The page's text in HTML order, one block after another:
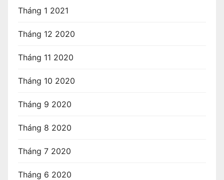
Tháng 1 2021
Tháng 12 2020
Tháng 11 2020
Tháng 10 2020
Tháng 9 2020
Tháng 8 2020
Tháng 7 2020
Tháng 6 2020